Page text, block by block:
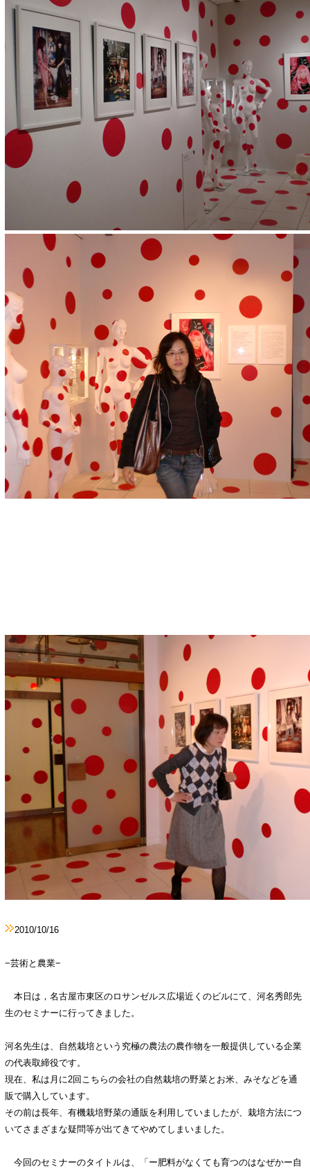
2010/10/16
−芸術と農業−
本日は，名古屋市東区のロサンゼルス広場近くのビルにて、河名秀郎先
生のセミナーに行ってきました。
河名先生は、自然栽培という究極の農法の農作物を一般提供している企業
の代表取締役です。
現在、私は月に2回こちらの会社の自然栽培の野菜とお米、みそなどを通
販で購入しています。
その前は長年、有機栽培野菜の通販を利用していましたが、栽培方法につ
いてさまざまな疑問等が出てきてやめてしまいました。
今回のセミナーのタイトルは、「ー肥料がなくても育つのはなぜかー自